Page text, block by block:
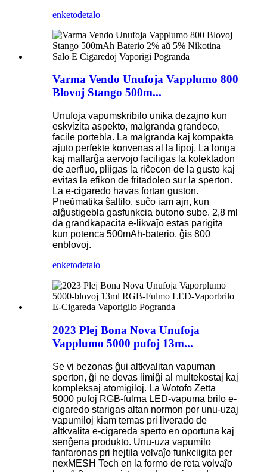
enketodetalo
Varma Vendo Unufoja Vapplumo 800
Blovoj Stango 500m...
Unufoja vapumskribilo unika dezajno kun
eskvizita aspekto, malgranda grandeco,
facile portebla. La malgranda kaj kompakta
ajuto perfekte konvenas al la lipoj. La longa
kaj mallarĝa aervojo faciligas la kolektadon
de aerfluo, pliigas la riĉecon de la gusto kaj
evitas la efikon de fritadoleo sur la sperton.
La e-cigaredo havas fortan guston.
Pneŭmatika ŝaltilo, suĉo iam ajn, kun
alĝustigebla gasfunkcia butono sube. 2,8 ml
da grandkapacita e-likvaĵo estas parigita
kun potenca 500mAh-baterio, ĝis 800
enblovoj.
enketodetalo
2023 Plej Bona Nova Unufoja
Vapplumo 5000 pufoj 13m...
Se vi bezonas ĝui altkvalitan vapuman
sperton, ĝi ne devas limiĝi al multekostaj kaj
kompleksaj atomigiloj. La Wotofo Zetta
5000 pufoj RGB-fulma LED-vapuma brilo e-
cigaredo starigas altan normon por unu-uzaj
vapumiloj kiam temas pri liverado de
altkvalita e-cigareda sperto en oportuna kaj
senĝena produkto. Unu-uza vapumilo
fanfaronas pri hejtila volvaĵo funkciigita per
nexMESH Tech en la formo de reta volvaĵo